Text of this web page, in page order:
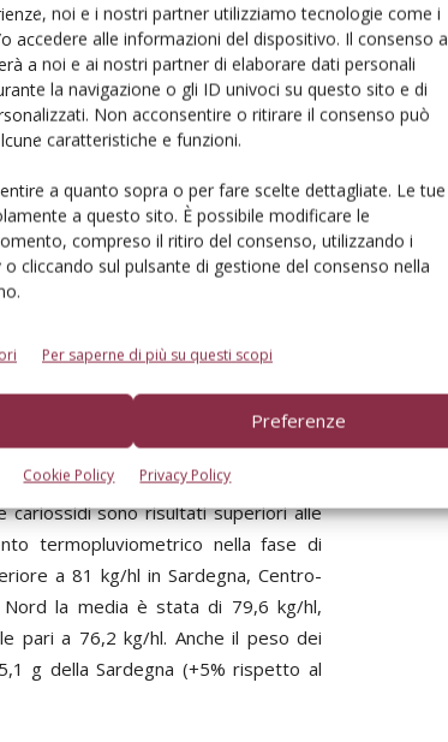
noi e i nostri partner utilizziamo tecnologie come i
accedere alle informazioni del dispositivo. Il consenso a
a noi e ai nostri partner di elaborare dati personali
la navigazione o gli ID univoci su questo sito e di
Non acconsentire o ritirare il consenso può
caratteristiche e funzioni.
a quanto sopra o per fare scelte dettagliate. Le tue
a questo sito. È possibile modificare le
compreso il ritiro del consenso, utilizzando i
cliccando sul pulsante di gestione del consenso nella
Per saperne di più su questi scopi
Preferenze
Cookie Policy Privacy Policy
peso ettolitrico, peso 1000
le medie del quinquennio 2006-10.
t/ha) e in Sardegna (5,93 t/ha)
il poliennio; produzioni superiori a 5
Centro-tirreno (5,08 t/ha), inferiori
Tirreno (-2%). Le rese medie più
una diminuzione del 6% rispetto alla
confronto con il poliennio, il tenore
caratterizzati da una diversa
e 13,6%, rispettivamente; nel
una diminuzione del contenuto
del Sud-isole il tenore proteico è
dal dato di lungo periodo.
sono risultati superiori alle
termopluviometrico nella fase di
a 81 kg/hl in Sardegna, Centro-
la media è stata di 79,6 kg/hl,
pari a 76,2 kg/hl. Anche il peso dei
g della Sardegna (+5% rispetto al